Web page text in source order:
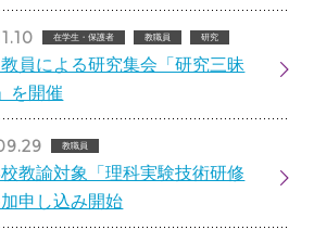
在学生・保護者 教職員 研究
員による研究集会「研究三昧
を開催
教職員
教諭対象「理科実験技術研修
申し込み開始